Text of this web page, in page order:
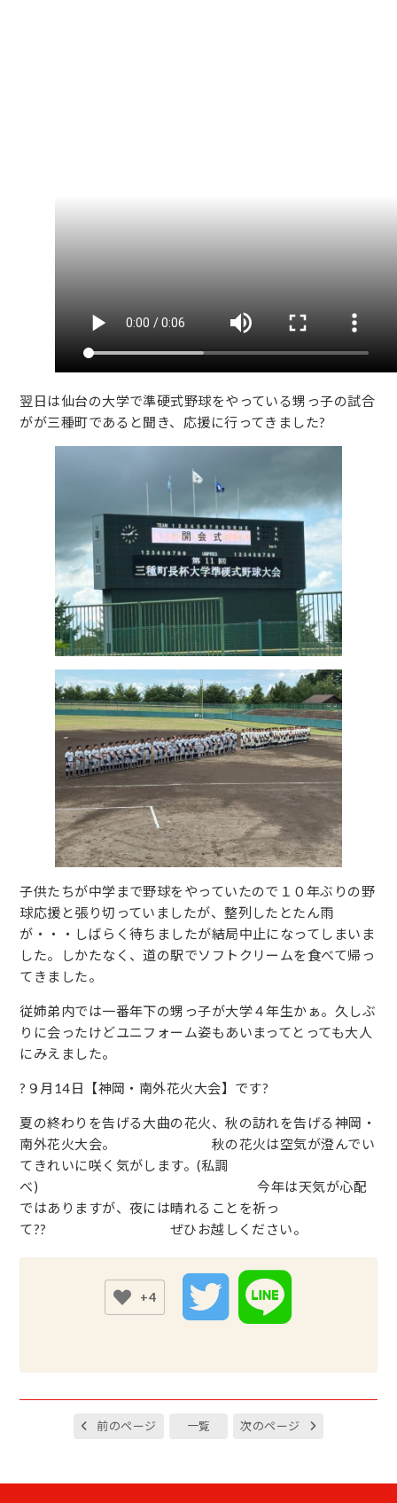
翌日は仙台の大学で準硬式野球をやっている甥っ子の試合
がが三種町であると聞き、応援に行ってきました?
子供たちが中学まで野球をやっていたので１０年ぶりの野
球応援と張り切っていましたが、整列したとたん雨
が・・・しばらく待ちましたが結局中止になってしまいま
した。しかたなく、道の駅でソフトクリームを食べて帰っ
てきました。
従姉弟内では一番年下の甥っ子が大学４年生かぁ。久しぶ
りに会ったけどユニフォーム姿もあいまってとっても大人
にみえました。
?９月14日【神岡・南外花火大会】です?
夏の終わりを告げる大曲の花火、秋の訪れを告げる神岡・
南外花火大会。 秋の花火は空気が澄んでい
てきれいに咲く気がします。(私調
べ) 今年は天気が心配
ではありますが、夜には晴れることを祈っ
て?? ぜひお越しください。
+4
前のページ 一覧 次のページ